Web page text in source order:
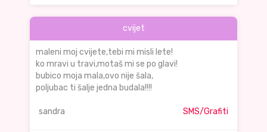
cvijet
maleni moj cvijete,tebi mi misli lete!
ko mravi u travi,motaš mi se po glavi!
bubico moja mala,ovo nije šala,
poljubac ti šalje jedna budala!!!!
sandra SMS/Grafiti